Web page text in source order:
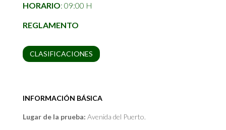
HORARIO: 09:00 H
REGLAMENTO
CLASIFICACIONES
INFORMACIÓN BÁSICA
Lugar de la prueba: Avenida del Puerto.